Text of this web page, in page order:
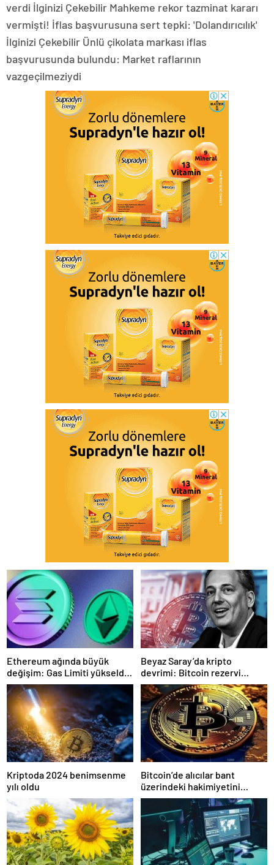
verdi İlginizi Çekebilir Mahkeme rekor tazminat kararı
vermişti! İflas başvurusuna sert tepki: 'Dolandırıcılık'
İlginizi Çekebilir Ünlü çikolata markası iflas
başvurusunda bulundu: Market raflarının
vazgeçilmeziydi
Ethereum ağında büyük
değişim: Gas Limiti yükseldi,
işlem ücretleri düşebilir mi?
Beyaz Saray’da kripto
devrimi: Bitcoin rezervi
gerçek olabilir mi?
Kriptoda 2024 benimsenme
yılı oldu
Bitcoin’de alıcılar bant
üzerindeki hakimiyetini
kaybetti